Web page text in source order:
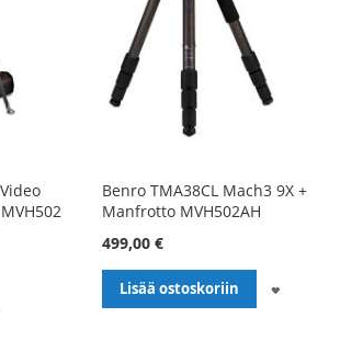
Benro TMA38CL Mach3 9X +
Manfrotto MVH502AH
499,00 €
Lisää ostoskoriin